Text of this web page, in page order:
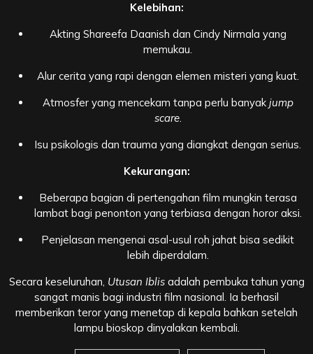
Kelebihan:
Akting Shareefa Daanish dan Cindy Nirmala yang
memukau.
Alur cerita yang rapi dengan elemen misteri yang kuat.
Atmosfer yang mencekam tanpa perlu banyakjump
scare.
Isu psikologis dan trauma yang diangkat dengan serius.
Kekurangan:
Beberapa bagian di pertengahan film mungkin terasa
lambat bagi penonton yang terbiasa dengan horor aksi.
Penjelasan mengenai asal-usul roh jahat bisa sedikit
lebih diperdalam.
Secara keseluruhan, Utusan Iblisadalah pembuka tahun yang
sangat manis bagi industri film nasional. Ia berhasil
memberikan teror yang menetap di kepala bahkan setelah
lampu bioskop dinyalakan kembali.